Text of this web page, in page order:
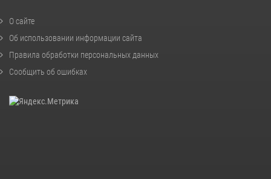
О сайте
Об использовании информации сайта
Правила обработки персональных данных
Сообщить об ошибках